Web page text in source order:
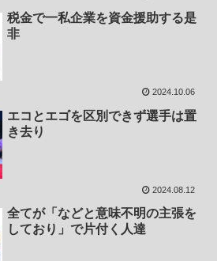
税金で一私企業を資金援助する是
非
2024.10.06
エコとエゴを区別できず選手は置
き去り
2024.08.12
全てが「などと意味不明の主張を
しており」で片付く人達